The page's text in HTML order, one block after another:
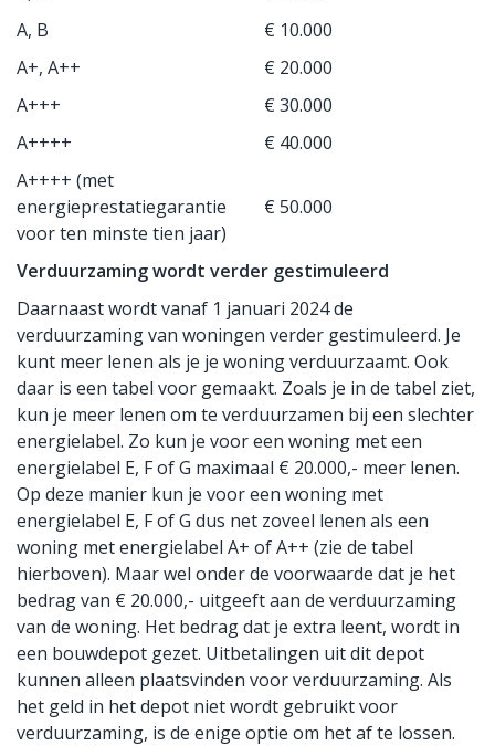
A, B
€ 10.000
A+, A++
€ 20.000
A+++
€ 30.000
A++++
€ 40.000
A++++ (met
energieprestatiegarantie
voor ten minste tien jaar)
€ 50.000
Verduurzaming wordt verder gestimuleerd
Daarnaast wordt vanaf 1 januari 2024 de
verduurzaming van woningen verder gestimuleerd. Je
kunt meer lenen als je je woning verduurzaamt. Ook
daar is een tabel voor gemaakt. Zoals je in de tabel ziet,
kun je meer lenen om te verduurzamen bij een slechter
energielabel. Zo kun je voor een woning met een
energielabel E, F of G maximaal € 20.000,- meer lenen.
Op deze manier kun je voor een woning met
energielabel E, F of G dus net zoveel lenen als een
woning met energielabel A+ of A++ (zie de tabel
hierboven). Maar wel onder de voorwaarde dat je het
bedrag van € 20.000,- uitgeeft aan de verduurzaming
van de woning. Het bedrag dat je extra leent, wordt in
een bouwdepot gezet. Uitbetalingen uit dit depot
kunnen alleen plaatsvinden voor verduurzaming. Als
het geld in het depot niet wordt gebruikt voor
verduurzaming, is de enige optie om het af te lossen.